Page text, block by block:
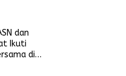
dan
Ikuti
di